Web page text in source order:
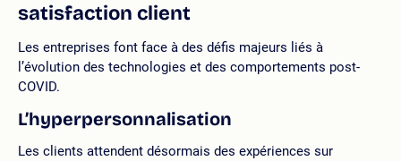
satisfaction client
Les entreprises font face à des défis majeurs liés à
l’évolution des technologies et des comportements post-
COVID.
L’hyperpersonnalisation
Les clients attendent désormais des expériences sur